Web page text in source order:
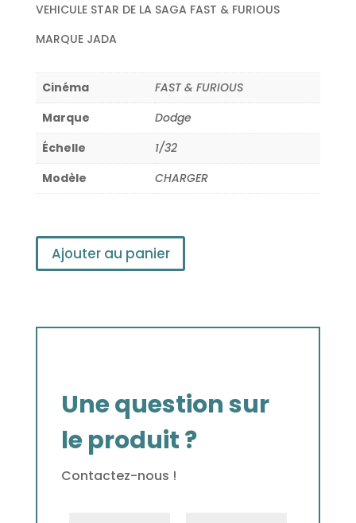
VEHICULE STAR DE LA SAGA FAST & FURIOUS
MARQUE JADA
Cinéma
FAST & FURIOUS
Marque
Dodge
Échelle
1/32
Modèle
CHARGER
Ajouter au panier
Une question sur
le produit ?
Contactez-nous !